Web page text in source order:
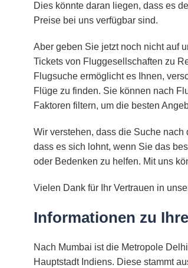
Dies könnte daran liegen, dass es
Preise bei uns verfügbar sind.
Aber geben Sie jetzt noch nicht auf
Tickets von Fluggesellschaften zu
Flugsuche ermöglicht es Ihnen,
Flüge zu finden. Sie können nach
Faktoren filtern, um die besten
Wir verstehen, dass die Suche
dass es sich lohnt, wenn Sie das
oder Bedenken zu helfen. Mit uns
Vielen Dank für Ihr Vertrauen in
Informationen zu
Nach Mumbai ist die Metropole
Hauptstadt Indiens. Diese stammt